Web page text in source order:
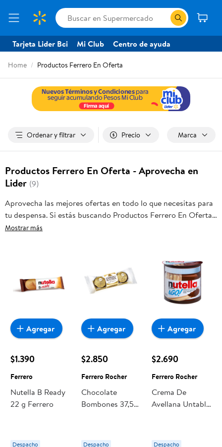
Tarjeta Lider Bci Mi Club Centro de ayuda
Home Productos Ferrero En Oferta
Ordenar y filtrar Precio Marca
Productos Ferrero En Oferta - Aprovecha en
Lider (9)
Aprovecha las mejores ofertas en todo lo que necesitas para
tu despensa. Si estás buscando Productos Ferrero En Oferta,
frutas frescas, carnes, pan o productos para el hogar, aquí lo
oportunidad sea realmente conveniente para ti y tu familia.
Mostrar más
$1.390
Ferrero
Nutella B Ready
22 g Ferrero
Despacho
Agregar
$2.850
Ferrero Rocher
Chocolate
Bombones 37,5
Despacho
Agregar
$2.690
Ferrero Rocher
Crema De
Avellana Untable
Despacho
Agregar